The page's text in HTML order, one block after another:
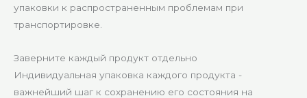
упаковки к распространенным проблемам при
транспортировке.
Заверните каждый продукт отдельно
Индивидуальная упаковка каждого продукта -
важнейший шаг к сохранению его состояния на